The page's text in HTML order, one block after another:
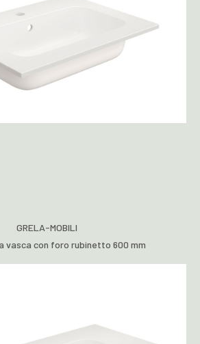
GRELA-MOBILI
vasca con foro rubinetto 600 mm